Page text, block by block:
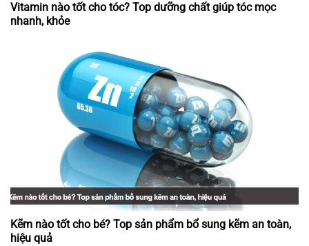
Vitamin nào tốt cho tóc? Top dưỡng chất giúp tóc mọc
nhanh, khỏe
Kẽm nào tốt cho bé? Top sản phẩm bổ sung kẽm an toàn,
hiệu quả